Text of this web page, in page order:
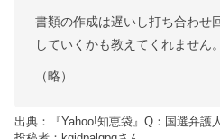
書類の作成は遅いし打ち合わせ
していくかも教えてくれません。
（略）
出典：『Yahoo!知恵袋』Q：国選弁護